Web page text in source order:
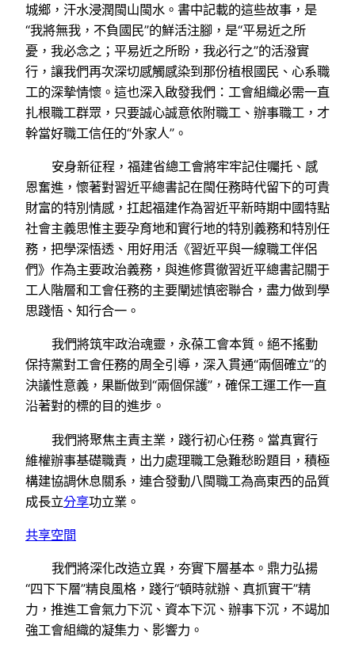
城鄉，汗水浸潤閩山閩水。書中記載的這些故事，是
“我將無我，不負國民”的鮮活注腳，是“平易近之所
憂，我必念之；平易近之所盼，我必行之”的活潑實
行，讓我們再次深切感觸感染到那份植根國民、心系職
工的深摯情懷。這也深入啟發我們：工會組織必需一直
扎根職工群眾，只要誠心誠意依附職工、辦事職工，才
幹當好職工信任的“外家人”。
安身新征程，福建省總工會將牢牢記住囑托、感
恩奮進，懷著對習近平總書記在閩任務時代留下的可貴
財富的特別情感，扛起福建作為習近平新時期中國特點
社會主義思惟主要孕育地和實行地的特別義務和特別任
務，把學深悟透、用好用活《習近平與一線職工伴侶
們》作為主要政治義務，與進修貫徹習近平總書記關于
工人階層和工會任務的主要闡述慎密聯合，盡力做到學
思踐悟、知行合一。
我們將筑牢政治魂靈，永葆工會本質。絕不搖動
保持黨對工會任務的周全引導，深入貫通“兩個確立”的
決議性意義，果斷做到“兩個保護”，確保工運工作一直
沿著對的標的目的進步。
我們將聚焦主責主業，踐行初心任務。當真實行
維權辦事基礎職責，出力處理職工急難愁盼題目，積極
構建協調休息關系，連合發動八閩職工為高東西的品質
成長立分享功立業。
共享空間
我們將深化改造立異，夯實下層基本。鼎力弘揚
“四下下層”精良風格，踐行“頓時就辦、真抓實干”精
力，推進工會氣力下沉、資本下沉、辦事下沉，不竭加
強工會組織的凝集力、影響力。